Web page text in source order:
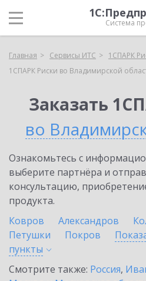
Система
Главная Сервисы ИТС
1СПАРК
1СПАРК Риски во Владимирской
Заказать
во
Ознакомьтесь с
выберите партнёра и
консультацию,
продукта.
Ковров
Александров
Петушки
Покров
пункты
Смотрите также: Россия,